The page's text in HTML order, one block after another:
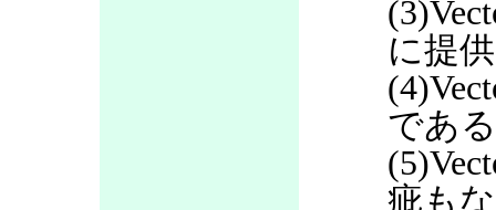
に提
であ
疵も